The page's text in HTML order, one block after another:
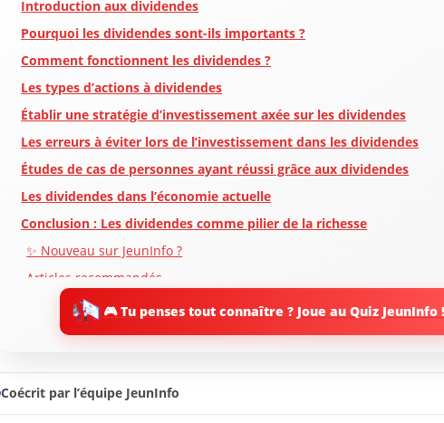
Introduction aux dividendes
Pourquoi les dividendes sont-ils importants ?
Comment fonctionnent les dividendes ?
Les types d’actions à dividendes
Établir une stratégie d’investissement axée sur les dividendes
Les erreurs à éviter lors de l’investissement dans les dividendes
Études de cas de personnes ayant réussi grâce aux dividendes
Les dividendes dans l’économie actuelle
Conclusion : Les dividendes comme pilier de la richesse
✨ Nouveau sur JeunInfo ?
Articles recommandés
Partager l'amour🎮 Tu penses tout connaître ? Joue au Quiz JeunInfo !
Coécrit par l’équipe JeunInfo